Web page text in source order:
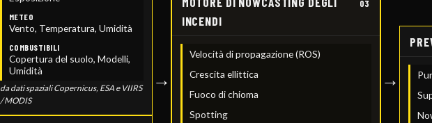
METEO
Vento, Temperatura, Umidità
COMBUSTIBILI
Copertura del suolo, Modelli,
Umidità
da dati spaziali Copernicus, ESA e VIIRS
/ MODIS
→
INCENDI
03
Velocità di propagazione (ROS)
Crescita ellittica
Fuoco di chioma
Spotting
→